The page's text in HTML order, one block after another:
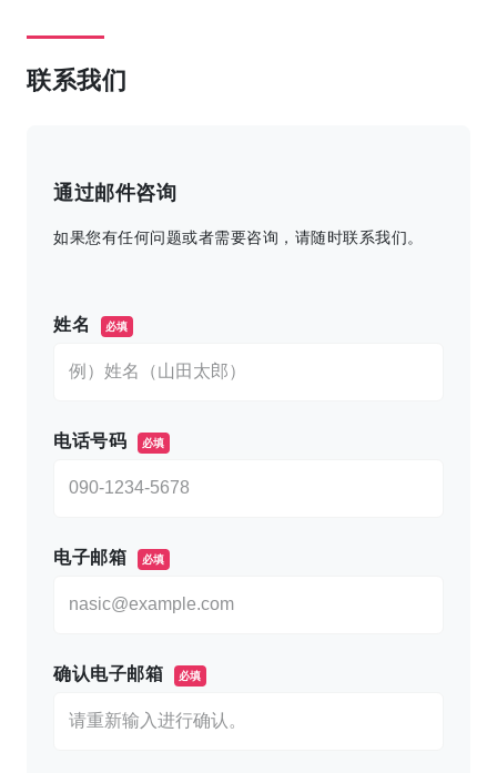
联系我们
通过邮件咨询
如果您有任何问题或者需要咨询，请随时联系我们。
姓名 必填
电话号码 必填
电子邮箱 必填
确认电子邮箱 必填